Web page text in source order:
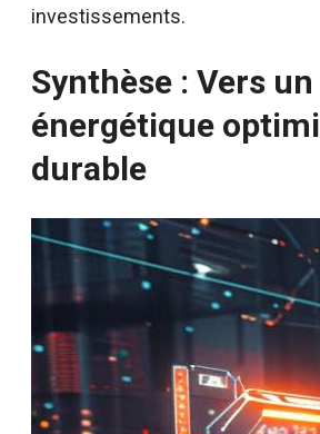
investissements.
Synthèse : Vers
énergétique
durable